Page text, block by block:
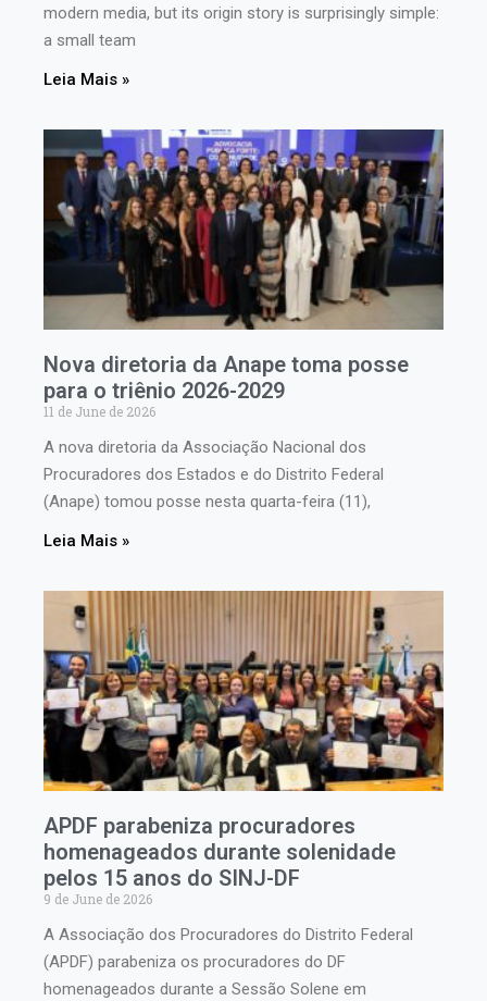
modern media, but its origin story is surprisingly simple:
a small team
Leia Mais »
Nova diretoria da Anape toma posse
para o triênio 2026-2029
11 de June de 2026
A nova diretoria da Associação Nacional dos
Procuradores dos Estados e do Distrito Federal
(Anape) tomou posse nesta quarta-feira (11),
Leia Mais »
APDF parabeniza procuradores
homenageados durante solenidade
pelos 15 anos do SINJ-DF
9 de June de 2026
A Associação dos Procuradores do Distrito Federal
(APDF) parabeniza os procuradores do DF
homenageados durante a Sessão Solene em